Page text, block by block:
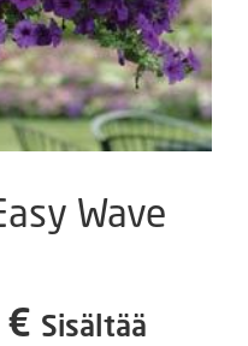
Wave
€ Sisältää